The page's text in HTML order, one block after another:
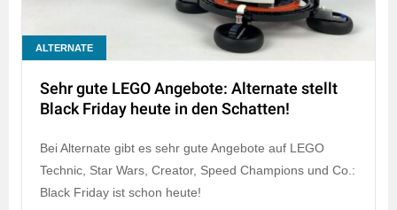
ALTERNATE
Sehr gute LEGO Angebote: Alternate stellt
Black Friday heute in den Schatten!
Bei Alternate gibt es sehr gute Angebote auf LEGO
Technic, Star Wars, Creator, Speed Champions und Co.:
Black Friday ist schon heute!